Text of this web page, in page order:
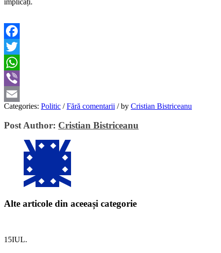
Facebook
Twitter
WhatsApp
Viber
Email
Categories: Politic / Fără comentarii /by Cristian Bistriceanu
Post Author: Cristian Bistriceanu
Alte articole din aceeași categorie
15IUL.